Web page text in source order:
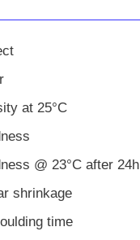
at 25°C
@ 23°C after 24h
shrinkage
time